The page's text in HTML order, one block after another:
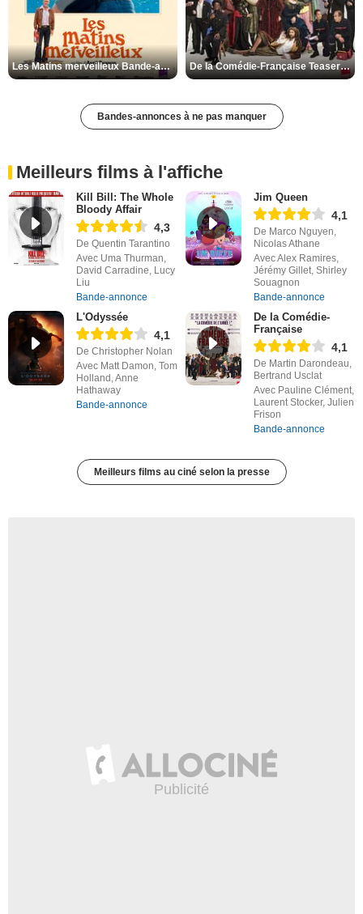
Les Matins merveilleux Bande-annonce VF De la Comédie-Française Teaser VF
Bandes-annonces à ne pas manquer
Meilleurs films à l'affiche
Kill Bill: The Whole
Bloody Affair
4,3
De Quentin Tarantino
Avec Uma Thurman,
David Carradine, Lucy
Liu
Bande-annonce
Jim Queen
4,1
De Marco Nguyen,
Nicolas Athane
Avec Alex Ramires,
Jérémy Gillet, Shirley
Souagnon
Bande-annonce
L'Odyssée
4,1
De Christopher Nolan
Avec Matt Damon, Tom
Holland, Anne
Hathaway
Bande-annonce
De la Comédie-
Française
4,1
De Martin Darondeau,
Bertrand Usclat
Avec Pauline Clément,
Laurent Stocker, Julien
Frison
Bande-annonce
Meilleurs films au ciné selon la presse